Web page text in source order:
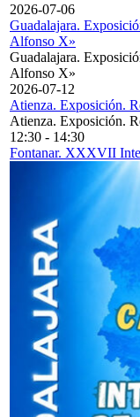
2026-07-06
Guadalajara.
Alfonso X»
Guadalajara.
Alfonso X»
2026-07-12
Atienza. Exposición.
Atienza. Exposición.
12:30 - 14:30
Fontanar. XXXVII